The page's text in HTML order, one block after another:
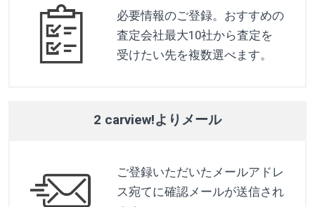
必要情報のご登録。おすすめの
査定会社最大10社から査定を
受けたい先を複数選べます。
2 carview!よりメール
ご登録いただいたメールアドレ
ス宛てに確認メールが送信され